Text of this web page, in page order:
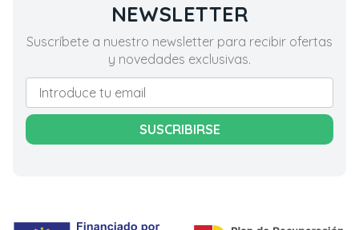
NEWSLETTER
Suscríbete a nuestro newsletter para recibir ofertas
y novedades exclusivas.
SUSCRIBIRSE